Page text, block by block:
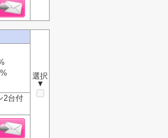
選択
▼
2台付